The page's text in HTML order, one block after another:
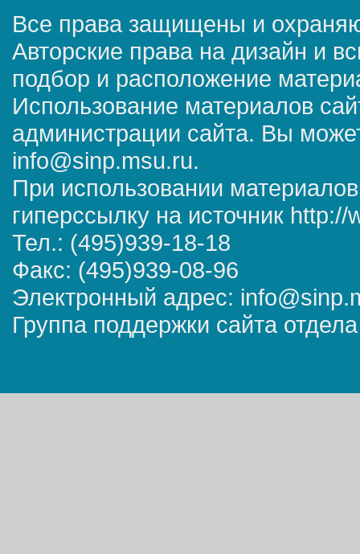
Все права защищены и
Авторские права на дизайн и
подбор и расположение
Использование материалов
администрации сайта. Вы
info@sinp.msu.ru.
При использовании
гиперссылку на источник
Тел.: (495)939-18-18
Факс: (495)939-08-96
Электронный адрес:
Группа поддержки сайта